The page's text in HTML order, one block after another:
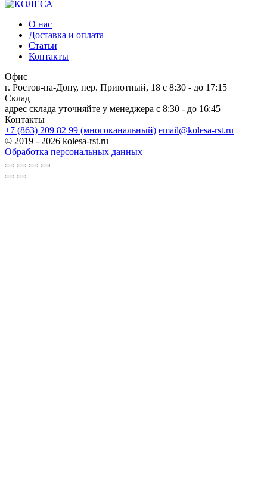
О нас
Доставка и оплата
Статьи
Контакты
Офис
г. Ростов-на-Дону, пер. Приютный, 18 c 8:30 - до 17:15
Склад
адрес склада уточняйте у менеджера c 8:30 - до 16:45
Контакты
+7 (863) 209 82 99 (многоканальный) email@kolesa-rst.ru
© 2019 - 2026 kolesa-rst.ru
Обработка персональных данных